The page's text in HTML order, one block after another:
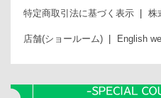
特定商取引法に基づく表示 株
店舗(ショールーム) English